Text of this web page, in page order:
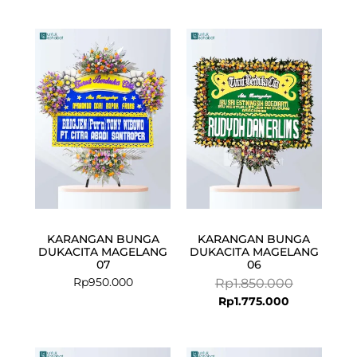
KARANGAN BUNGA
DUKACITA MAGELANG
07
Rp950.000
KARANGAN BUNGA
DUKACITA MAGELANG
06
Rp1.850.000
was:
Rp1.775.000
is:
Rp1.775.000.